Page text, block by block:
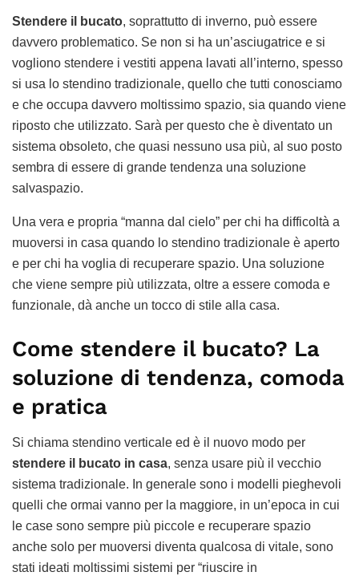
Stendere il bucato, soprattutto di inverno, può essere
davvero problematico. Se non si ha un’asciugatrice e si
vogliono stendere i vestiti appena lavati all’interno, spesso
si usa lo stendino tradizionale, quello che tutti conosciamo
e che occupa davvero moltissimo spazio, sia quando viene
riposto che utilizzato. Sarà per questo che è diventato un
sistema obsoleto, che quasi nessuno usa più, al suo posto
sembra di essere di grande tendenza una soluzione
salvaspazio.
Una vera e propria “manna dal cielo” per chi ha difficoltà a
muoversi in casa quando lo stendino tradizionale è aperto
e per chi ha voglia di recuperare spazio. Una soluzione
che viene sempre più utilizzata, oltre a essere comoda e
funzionale, dà anche un tocco di stile alla casa.
Come stendere il bucato? La
soluzione di tendenza, comoda
e pratica
Si chiama stendino verticale ed è il nuovo modo per
stendere il bucato in casa, senza usare più il vecchio
sistema tradizionale. In generale sono i modelli pieghevoli
quelli che ormai vanno per la maggiore, in un’epoca in cui
le case sono sempre più piccole e recuperare spazio
anche solo per muoversi diventa qualcosa di vitale, sono
stati ideati moltissimi sistemi per “riuscire in